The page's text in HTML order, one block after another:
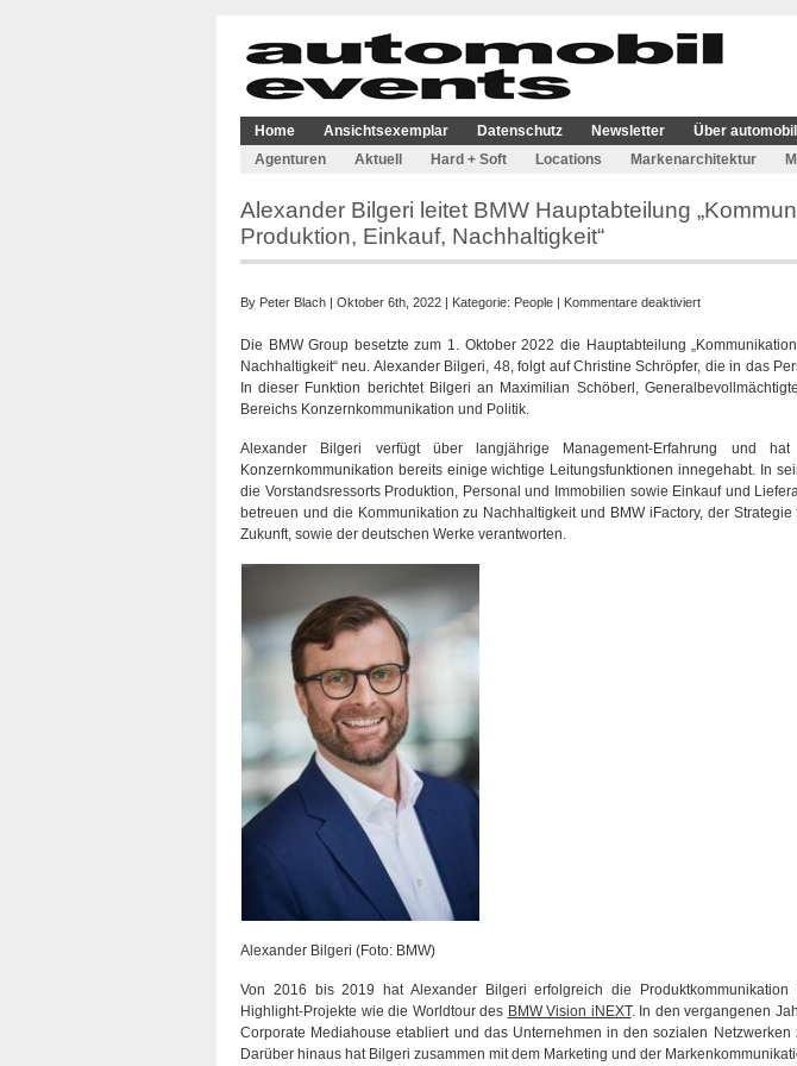
Home Ansichtsexemplar Datenschutz Newsletter Über
Agenturen
Aktuell Hard + Soft Locations Markenarchitektur
Alexander Bilgeri leitet BMW Hauptabteilung
Produktion, Einkauf, Nachhaltigkeit“
By Peter Blach | Oktober 6th, 2022 | Kategorie: People | Kommentare deaktiviertfür
Bilgeri
leitet
BMW
Personal,
Produktion,
Einkauf,
Nachhaltigkeit“
Die BMW Group besetzte zum 1. Oktober 2022 die Hauptabteilung
Nachhaltigkeit“ neu. Alexander Bilgeri, 48, folgt auf Christine Schröpfer, die in das
In dieser Funktion berichtet Bilgeri an Maximilian Schöberl,
Bereichs Konzernkommunikation und Politik.
Alexander Bilgeri verfügt über langjährige Management-Erfahrung und
Konzernkommunikation bereits einige wichtige Leitungsfunktionen innegehabt. In
die Vorstandsressorts Produktion, Personal und Immobilien sowie Einkauf und
betreuen und die Kommunikation zu Nachhaltigkeit und BMW iFactory, der
Zukunft, sowie der deutschen Werke verantworten.
Alexander Bilgeri (Foto: BMW)
Von 2016 bis 2019 hat Alexander Bilgeri erfolgreich die
Highlight-Projekte wie die Worldtour des BMW Vision iNEXT. In den vergangenen
Corporate Mediahouse etabliert und das Unternehmen in den sozialen Netzwerken
Darüber hinaus hat Bilgeri zusammen mit dem Marketing und der